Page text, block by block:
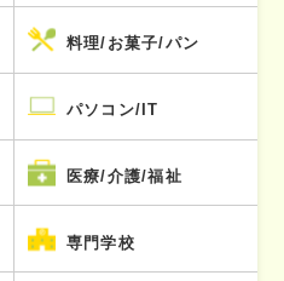
料理/お菓子/パン
パソコン/IT
医療/介護/福祉
専門学校